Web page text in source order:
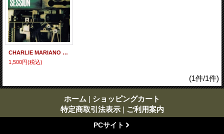
CHARLIE MARIANO / Jazz Intersession (CD) (KING)
1,500円(税込)
(1件/1件)
ホーム | ショッピングカート
特定商取引法表示 | ご利用案内
PCサイト